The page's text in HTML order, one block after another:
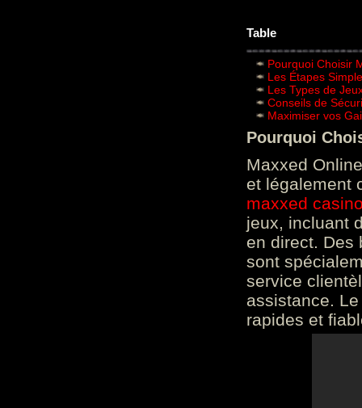
Table
Pourquoi Choisir
Les Étapes
Les Types de
Conseils de
Maximiser vos
Pourquoi
Maxxed
et légalement
maxxed
jeux, incluant
en direct. Des
sont
service
assistance.
rapides et